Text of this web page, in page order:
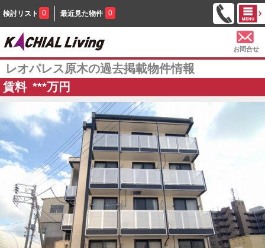
検討リスト 0 最近見た物件 0
お問合せ
レオパレス原木の過去掲載物件情報
賃料 ***万円